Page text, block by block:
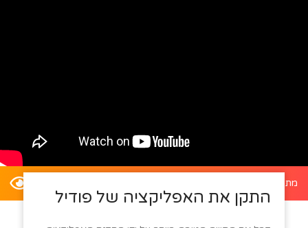
מתכון לדלעת ערמונים במילוי סלט קינואה - פודי
התקן את האפליקציה של פודיל